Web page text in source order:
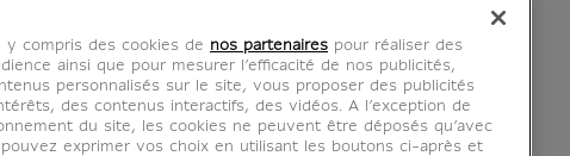
y compris des cookies de nos partenaires pour réaliser des
ainsi que pour mesurer l’efficacité de nos publicités,
personnalisés sur le site, vous proposer des publicités
des contenus interactifs, des vidéos. A l’exception de
du site, les cookies ne peuvent être déposés qu’avec
exprimer vos choix en utilisant les boutons ci-après et